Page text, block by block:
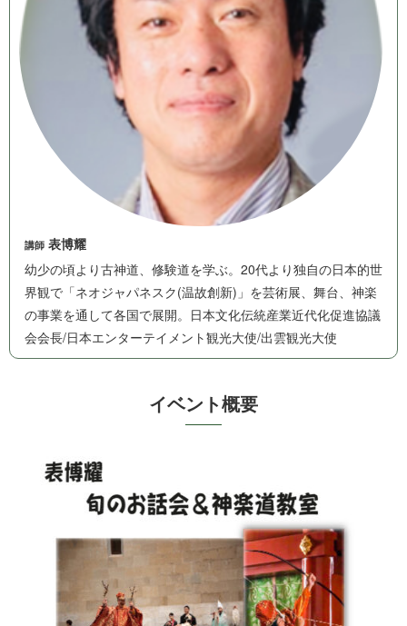
講師 表博耀
幼少の頃より古神道、修験道を学ぶ。20代より独自の日本的世
界観で「ネオジャパネスク(温故創新)」を芸術展、舞台、神楽
の事業を通して各国で展開。日本文化伝統産業近代化促進協議
会会長/日本エンターテイメント観光大使/出雲 観 光 大 使
イベ ン ト 概 要